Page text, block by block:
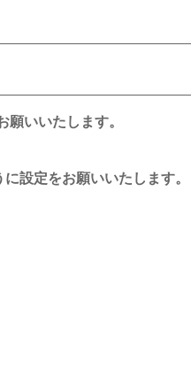
願いいたします。
設定をお願いいたします。